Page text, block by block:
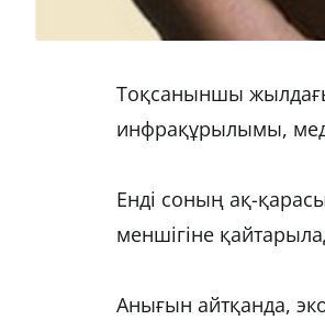
Тоқсаныншы
инфрақұрылымы,
Енді соның ақ-
меншігіне
Анығын айтқанда,